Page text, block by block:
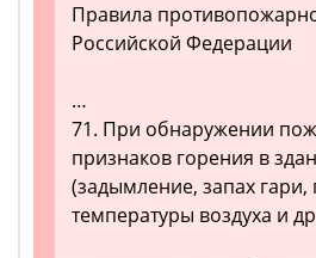
Правила
Российской Федерации
…
71. При обнаружении
признаков горения в
(задымление, запах
температуры воздуха и